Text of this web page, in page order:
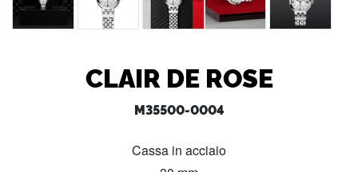
CLAIR DE ROSE
M35500-0004
Cassa in acciaio